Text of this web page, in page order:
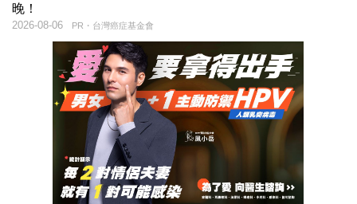
晚！
PR・台灣癌症基金會
2026-08-06